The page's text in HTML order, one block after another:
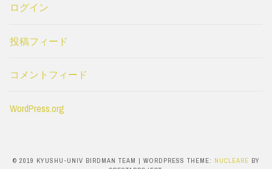
ー
ログイン
投稿フィード
コメントフィード
WordPress.org
© 2019 KYUSHU-UNIV BIRDMAN TEAM | WORDPRESS THEME: NUCLEARE BY